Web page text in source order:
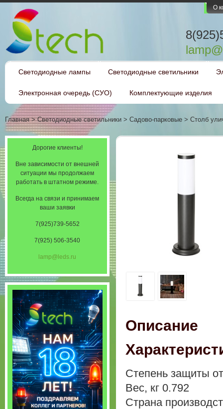
О
Светодиодные лампы Светодиодные светильники
Электронная очередь (СУО) Комплектующие изделия
Главная>Светодиодные светильники > Садово-парковые > Столб
Описание
Степень защиты
Вес, кг 0.792
Страна
Дорогие клиенты!
Вне зависимости от внешней
ситуации мы продолжаем
работать в штатном режиме.
Всегда на связи и принимаем
ваши заявки
7(925)739-5652
7(925) 506-3540
lamp@leds.ru